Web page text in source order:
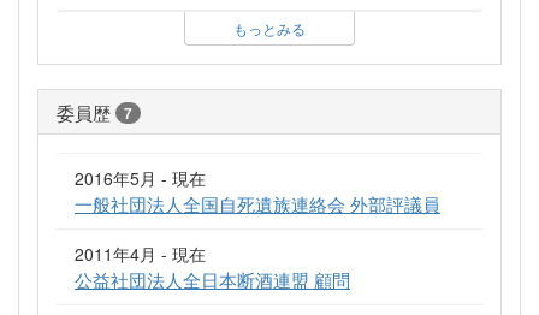
もっとみる
委員歴 7
2016年5月 - 現在
一般社団法人全国自死遺族連絡会 外部評議員
2011年4月 - 現在
公益社団法人全日本断酒連盟 顧問